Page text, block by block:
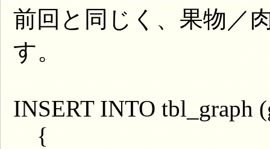
前回と同じく、果物／
す。
INSERT INTO tbl_graph
{